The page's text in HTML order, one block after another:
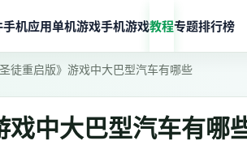
手机应用单机游戏手机游戏教程专题排行榜
圣徒重启版》游戏中大巴型汽车有哪些
戏中大巴型汽车有哪